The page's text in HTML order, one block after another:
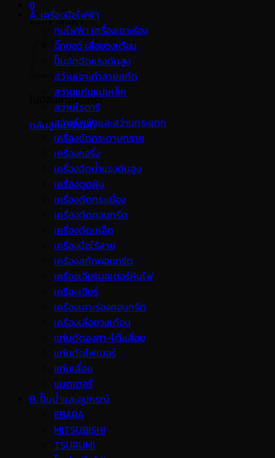
0
ตะกร้าสินค้า
ไม่มีสินค้าในตะกร้า
กลับสู่หน้าร้านค้า
A. เครื่องมือไฟฟ้า
กบไฟฟ้า เครื่องเซาะร่อง
จิ๊กซอว์ เลื่อยวงเดือน
ปั๊มอัดฉีดแรงดันสูง
สว่านเจาะทำลายสกัด
สว่านแท่นแม่เหล็ก
สว่านโรตารี
สว่านไฟฟ้าและสว่านกระแทก
เครื่องขัดกระดาษทราย
เครื่องคอริ่ง
เครื่องฉีดน้ำแรงดันสูง
เครื่องดูดฝุ่น
เครื่องตัดกระเบื้อง
เครื่องตัดคอนกรีต
เครื่องตัดเหล็ก
เครื่องมือไร้สาย
เครื่องสกัดคอนกรีต
เครื่องเจียรมอเตอร์หินไฟ
เครื่องเจียร์
เครื่องเซาะร่องคอนกรีต
เครื่องเลื่อยวงเดือน
แท่นตัดองศา-โต๊ะเลื่อย
แท่นตัดไฟเบอร์
แท่นเลื่อย
แบตเตอรี่
B. ปั๊มน้ำและอุปกรณ์
EBARA
MITSUBISHI
TSURUMI